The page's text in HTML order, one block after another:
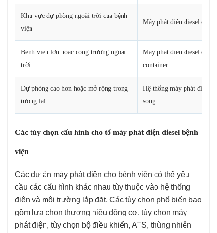
Khu vực dự phòng ngoài trời của bệnh
viện
Máy phát điện diesel cách
Bệnh viện lớn hoặc công trường ngoài
trời
Máy phát điện diesel dạng
container
Dự phòng cao hơn hoặc mở rộng trong
tương lai
Hệ thống máy phát điện
song
Các tùy chọn cấu hình cho tổ máy phát điện diesel bệnh
viện
Các dự án máy phát điện cho bệnh viện có thể yêu
cầu các cấu hình khác nhau tùy thuộc vào hệ thống
điện và môi trường lắp đặt. Các tùy chọn phổ biến bao
gồm lựa chọn thương hiệu động cơ, tùy chọn máy
phát điện, tùy chọn bộ điều khiển, ATS, thùng nhiên